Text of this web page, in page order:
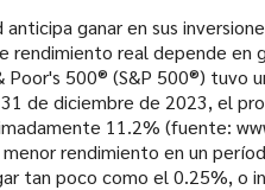
ganar en sus
rendimiento real depende
500® (S&P 500®) tuvo
de diciembre de 2023, el
11.2% (fuente:
rendimiento en un
tan poco como el 0.25%, o